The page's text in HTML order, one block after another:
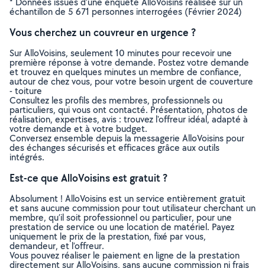
échantillon de 5 671 personnes interrogées (Février 2024)
Vous cherchez un couvreur en urgence ?
Sur AlloVoisins, seulement 10 minutes pour recevoir une
première réponse à votre demande. Postez votre demande
et trouvez en quelques minutes un membre de confiance,
autour de chez vous, pour votre besoin urgent de couverture
- toiture
Consultez les profils des membres, professionnels ou
particuliers, qui vous ont contacté. Présentation, photos de
réalisation, expertises, avis : trouvez l'offreur idéal, adapté à
votre demande et à votre budget.
Conversez ensemble depuis la messagerie AlloVoisins pour
des échanges sécurisés et efficaces grâce aux outils
intégrés.
Est-ce que AlloVoisins est gratuit ?
Absolument ! AlloVoisins est un service entièrement gratuit
et sans aucune commission pour tout utilisateur cherchant un
membre, qu’il soit professionnel ou particulier, pour une
prestation de service ou une location de matériel. Payez
uniquement le prix de la prestation, fixé par vous,
demandeur, et l’offreur.
Vous pouvez réaliser le paiement en ligne de la prestation
directement sur AlloVoisins, sans aucune commission ni frais